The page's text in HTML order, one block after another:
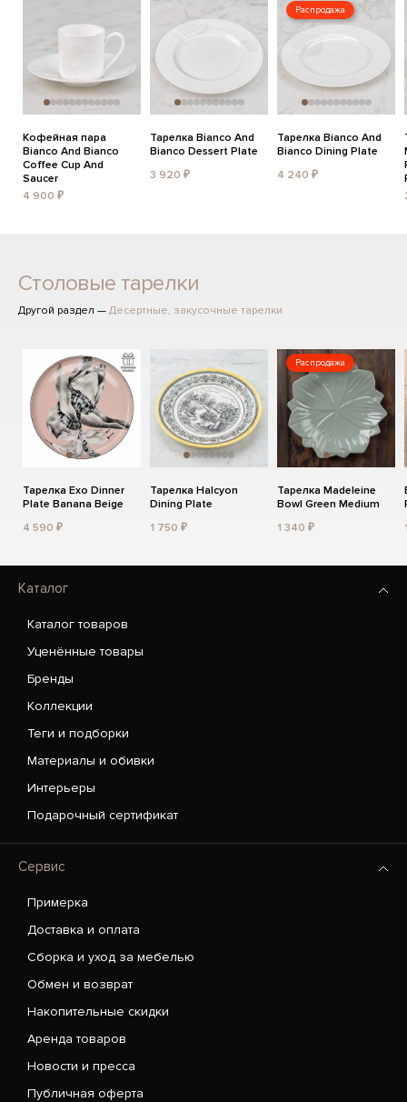
Кофейная пара
Bianco And Bianco
Coffee Cup And
Saucer
4 900 ₽
Тарелка Bianco And
Bianco Dessert Plate
3 920 ₽
Распродажа
Тарелка Bianco And
Bianco Dining Plate
4 240 ₽
Столовые тарелки
Другой раздел — Десертные, закусочные тарелки
Тарелка Exo Dinner
Plate Banana Beige
4 590 ₽
Тарелка Halcyon
Dining Plate
1 750 ₽
Распродажа
Тарелка Madeleine
Bowl Green Medium
1 340 ₽
Каталог
Каталог товаров
Уценённые товары
Бренды
Коллекции
Теги и подборки
Материалы и обивки
Интерьеры
Подарочный сертификат
Сервис
Примерка
Доставка и оплата
Сборка и уход за мебелью
Обмен и возврат
Накопительные скидки
Аренда товаров
Новости и пресса
Публичная оферта